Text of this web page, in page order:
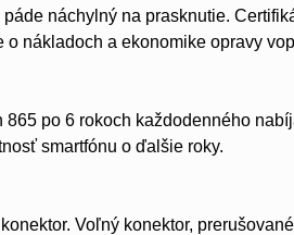
náchylný na prasknutie.
nákladoch a ekonomike opravy
865 po 6 rokoch každodenného
smartfónu o ďalšie roky.
Voľný konektor,